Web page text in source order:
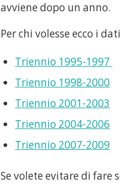
avviene dopo un anno.
Per chi volesse ecco i
Triennio 1995-1997
Triennio 1998-2000
Triennio 2001-2003
Triennio 2004-2006
Triennio 2007-2009
Se volete evitare di fare